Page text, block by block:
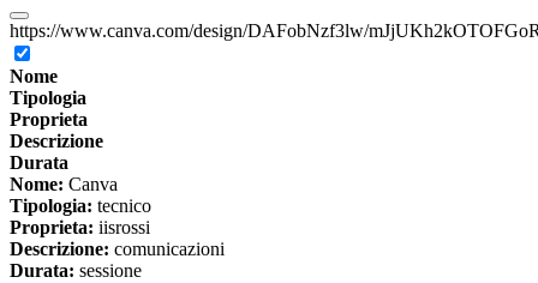
https://www.canva.com/design/DAFobNzf3lw/
Nome
Tipologia
Proprieta
Descrizione
Durata
Nome: Canva
Tipologia: tecnico
Proprieta: iisrossi
Descrizione: comunicazioni
Durata: sessione